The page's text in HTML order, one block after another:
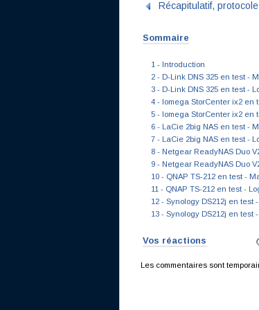
Récapitulatif,
Sommaire
1 - Introduction
2 - D-Link DNS 325 en test -
3 - D-Link DNS 325 en test -
4 - Iomega StorCenter ix2 en
5 - Iomega StorCenter ix2 en
6 - LaCie 2big NAS en test -
7 - LaCie 2big NAS en test -
8 - Netgear ReadyNAS Duo
9 - Netgear ReadyNAS Duo
10 - QNAP TS-212 en test -
11 - QNAP TS-212 en test -
12 - Synology DS212j en test
13 - Synology DS212j en test
Vos réactions
Les commentaires sont